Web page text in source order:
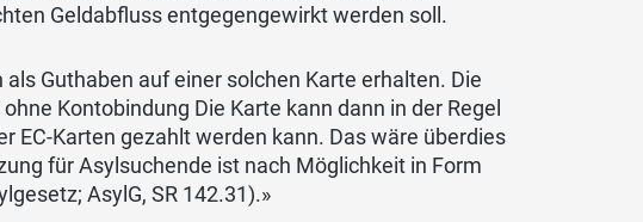
Geldabfluss entgegengewirkt werden soll.
Guthaben auf einer solchen Karte erhalten. Die
Kontobindung Die Karte kann dann in der Regel
EC-Karten gezahlt werden kann. Das wäre überdies
für Asylsuchende ist nach Möglichkeit in Form
AsylG, SR 142.31).»